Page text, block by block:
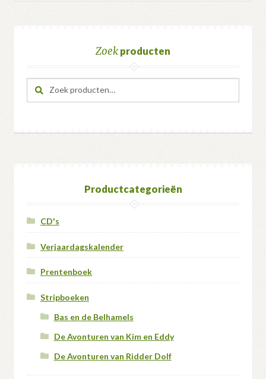
Zoekproducten
Zoeken
naar:
Zoeken
Productcategorieën
CD's
Verjaardagskalender
Prentenboek
Stripboeken
Bas en de Belhamels
De Avonturen van Kim en Eddy
De Avonturen van Ridder Dolf